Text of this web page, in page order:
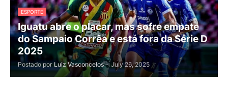
ESPORTE
Iguatu abre o placar, mas sofre empate
do Sampaio Corrêa e está fora da Série D
2025
Postado por Luiz Vasconcelos - July 26, 2025